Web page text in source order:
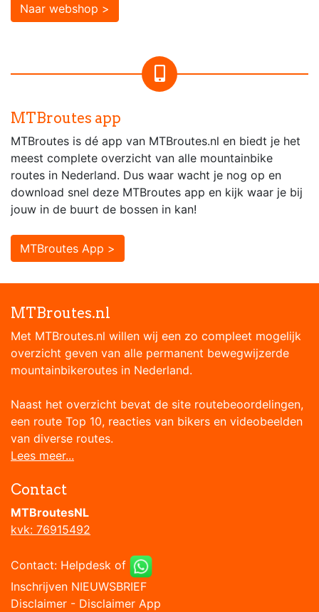
Naar webshop >
MTBroutes app
MTBroutes is dé app van MTBroutes.nl en biedt je het
meest complete overzicht van alle mountainbike
routes in Nederland. Dus waar wacht je nog op en
download snel deze MTBroutes app en kijk waar je bij
jouw in de buurt de bossen in kan!
MTBroutes App >
MTBroutes.nl
Met MTBroutes.nl willen wij een zo compleet mogelijk
overzicht geven van alle permanent bewegwijzerde
mountainbikeroutes in Nederland.
Naast het overzicht bevat de site routebeoordelingen,
een route Top 10, reacties van bikers en videobeelden
van diverse routes.
Lees meer...
Contact
MTBroutesNL
kvk: 76915492
Contact: Helpdesk of
Inschrijven NIEUWSBRIEF
Disclaimer - Disclaimer App